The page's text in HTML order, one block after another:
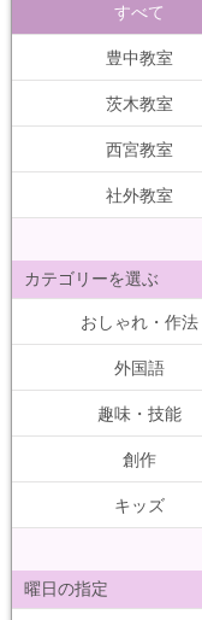
すべて
豊中教室
茨木教室
西宮教室
社外教室
カテゴリーを選ぶ
おしゃれ・作法
外国語
趣味・技能
創作
キッズ
曜日の指定